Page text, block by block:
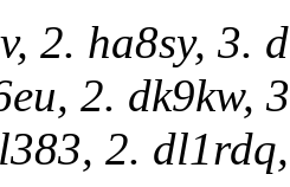
2. ha8sy, 3.
2.
2.